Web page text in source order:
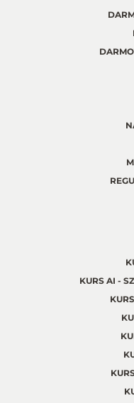
KURS AI -